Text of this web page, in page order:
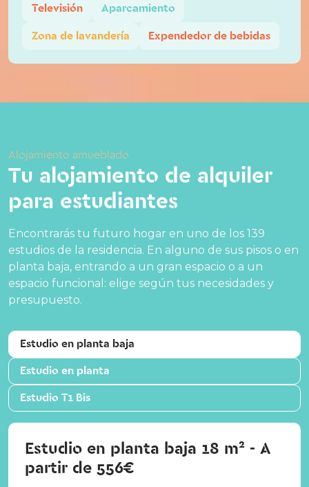
Televisión
Aparcamiento
Zona de lavandería
Expendedor de bebidas
Alojamiento amueblado
Tu alojamiento de alquiler
para estudiantes
Encontrarás tu futuro hogar en uno de los 139
estudios de la residencia. En alguno de sus pisos o en
planta baja, entrando a un gran espacio o a un
espacio funcional: elige según tus necesidades y
presupuesto.
Estudio en planta baja
Estudio en planta
Estudio T1 Bis
Estudio en planta baja 18 m² - A
partir de 556€